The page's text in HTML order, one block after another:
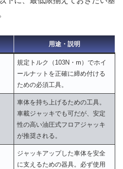
用途・説明
規定トルク（103N・m）でホイ
ールナットを正確に締め付ける
ための必須工具。
車体を持ち上げるための工具。
車載ジャッキでも可だが、安定
性の高い油圧式フロアジャッキ
が推奨される。
ジャッキアップした車体を安全
に支えるための器具。必ず使用